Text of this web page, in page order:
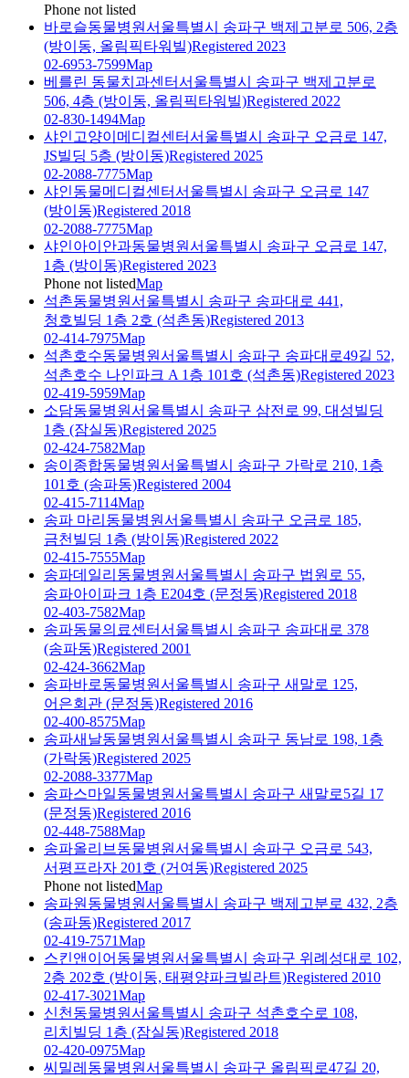
Phone not listed
바로슬동물병원서울특별시 송파구 백제고분로 506, 2층
(방이동, 올림픽타워빌)Registered 2023
02-6953-7599Map
베를린 동물치과센터서울특별시 송파구 백제고분로
506, 4층 (방이동, 올림픽타워빌)Registered 2022
02-830-1494Map
샤인고양이메디컬센터서울특별시 송파구 오금로 147,
JS빌딩 5층 (방이동)Registered 2025
02-2088-7775Map
샤인동물메디컬센터서울특별시 송파구 오금로 147
(방이동)Registered 2018
02-2088-7775Map
샤인아이안과동물병원서울특별시 송파구 오금로 147,
1층 (방이동)Registered 2023
Phone not listedMap
석촌동물병원서울특별시 송파구 송파대로 441,
청호빌딩 1층 2호 (석촌동)Registered 2013
02-414-7975Map
석촌호수동물병원서울특별시 송파구 송파대로49길 52,
석촌호수 나인파크 A 1층 101호 (석촌동)Registered 2023
02-419-5959Map
소담동물병원서울특별시 송파구 삼전로 99, 대성빌딩
1층 (잠실동)Registered 2025
02-424-7582Map
송이종합동물병원서울특별시 송파구 가락로 210, 1층
101호 (송파동)Registered 2004
02-415-7114Map
송파 마리동물병원서울특별시 송파구 오금로 185,
금천빌딩 1층 (방이동)Registered 2022
02-415-7555Map
송파데일리동물병원서울특별시 송파구 법원로 55,
송파아이파크 1층 E204호 (문정동)Registered 2018
02-403-7582Map
송파동물의료센터서울특별시 송파구 송파대로 378
(송파동)Registered 2001
02-424-3662Map
송파바로동물병원서울특별시 송파구 새말로 125,
어은회관 (문정동)Registered 2016
02-400-8575Map
송파새날동물병원서울특별시 송파구 동남로 198, 1층
(가락동)Registered 2025
02-2088-3377Map
송파스마일동물병원서울특별시 송파구 새말로5길 17
(문정동)Registered 2016
02-448-7588Map
송파올리브동물병원서울특별시 송파구 오금로 543,
서평프라자 201호 (거여동)Registered 2025
Phone not listedMap
송파원동물병원서울특별시 송파구 백제고분로 432, 2층
(송파동)Registered 2017
02-419-7571Map
스킨앤이어동물병원서울특별시 송파구 위례성대로 102,
2층 202호 (방이동, 태평양파크빌라트)Registered 2010
02-417-3021Map
신천동물병원서울특별시 송파구 석촌호수로 108,
리치빌딩 1층 (잠실동)Registered 2018
02-420-0975Map
씨밀레동물병원서울특별시 송파구 올림픽로47길 20,